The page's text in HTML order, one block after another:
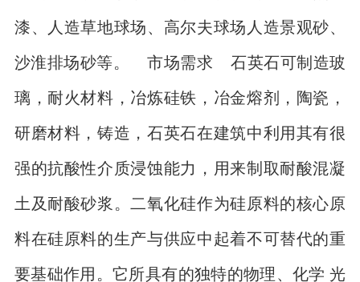
漆、人造草地球场、高尔夫球场人造景观砂、
沙淮排场砂等。 市场需求 石英石可制造玻
璃，耐火材料，冶炼硅铁，冶金熔剂，陶瓷，
研磨材料，铸造，石英石在建筑中利用其有很
强的抗酸性介质浸蚀能力，用来制取耐酸混凝
土及耐酸砂浆。二氧化硅作为硅原料的核心原
料在硅原料的生产与供应中起着不可替代的重
要基础作用。它所具有的独特的物理、化学 光